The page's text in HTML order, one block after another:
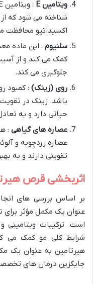
ویتامین
شناخته می شود که
اکسیداتیو محافظت
سلنیوم : این ماده
کمک می کند و از
جلوگیری می کند.
روی (زینک) : کمبود
باشد. زینک در
حیاتی دارد و به
عصاره های گیاهی :
عصاره زردچوبه و
تقویتی دارند و به
اثربخشی قرص
بر اساس بررسی های
عنوان یک مکمل مؤثر
است. ترکیبات ویتامینی
شرایط کلی مو کمک می
هیرتامین به عنوان یک
جایگزین درمان های